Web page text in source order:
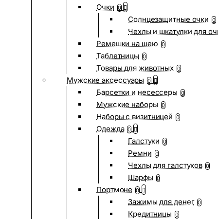
Очки 0
Солнцезащитные очки 0
Чехлы и шкатулки для
Ремешки на шею 0
Таблетницы 0
Товары для животных 0
Мужские аксессуары 0
Барсетки и несессеры 0
Мужские наборы 0
Наборы с визитницей 0
Одежда 0
Галстуки 0
Ремни 0
Чехлы для галстуков 0
Шарфы 0
Портмоне 0
Зажимы для денег 0
Кредитницы 0